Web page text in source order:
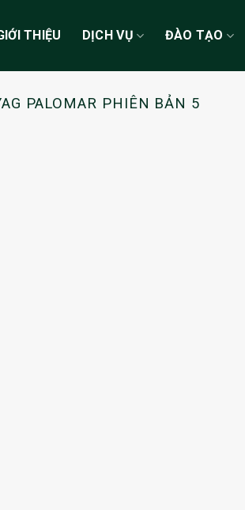
THIỆU DỊCH VỤ ĐÀO TẠO
PALOMAR PHIÊN BẢN 5